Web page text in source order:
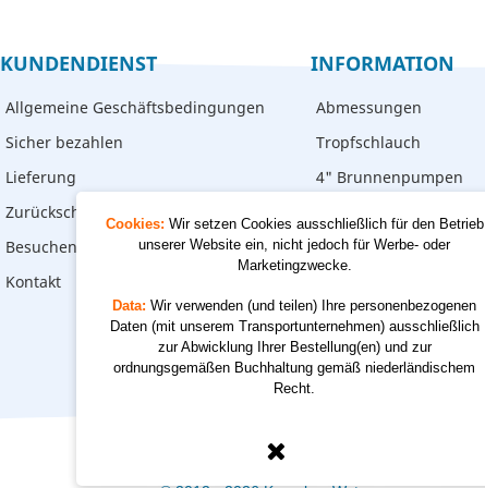
KUNDENDIENST
Allgemeine Geschäftsbedingungen
Sicher bezahlen
Lieferung
Zurückschicken
Besuchen – abholen
Kontakt
INFORMATION
Abmessungen
Tropfschlauch
4" Brunnenpumpen
Cookies: Wir setzen Cookies ausschließlich für den Betrieb
unserer Website ein, nicht jedoch für Werbe- oder
Marketingzwecke.
Data: Wir verwenden (und teilen) Ihre personenbezogenen
Daten (mit unserem Transportunternehmen) ausschließlich
zur Abwicklung Ihrer Bestellung(en) und zur
ordnungsgemäßen Buchhaltung gemäß niederländischem
Recht.